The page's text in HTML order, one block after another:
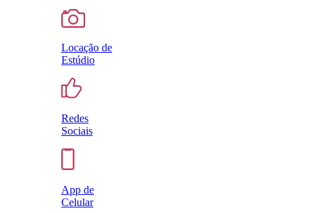
Locação de
Estúdio
Redes
Sociais
App de
Celular